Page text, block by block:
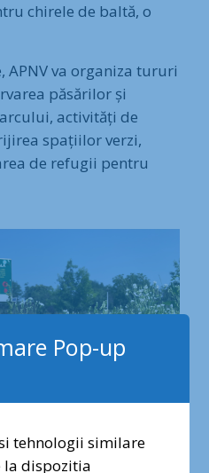
chirele de baltă, o
va organiza tururi
păsărilor și
activități de
spațiilor verzi,
de refugii pentru
Pop-up
tehnologii similare
la dispozitia